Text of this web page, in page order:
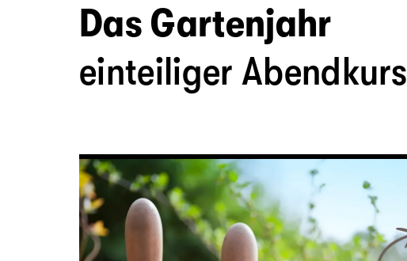
Das Gartenjahr
einteiliger Abendkurs